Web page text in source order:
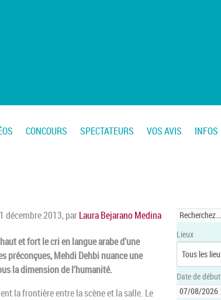
CONCOURS SPECTATEURS VOS AVIS INFOS
décembre 2013,parLaura Bejarano Medina
et fort le cri en langue arabe d’une
préconçues, Mehdi Dehbi nuance une
la dimension de l’humanité.
la frontière entre la scène et la salle. Le
Lieux
Date de début